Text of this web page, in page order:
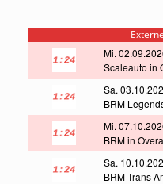
Mi.
Scaleauto in
Sa.
BRM
Mi.
BRM in
Sa.
BRM Trans